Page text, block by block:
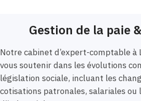
Gestion de la paie
Notre cabinet d’expert-comptable à
vous soutenir dans les évolutions
législation sociale, incluant les
cotisations patronales, salariales ou